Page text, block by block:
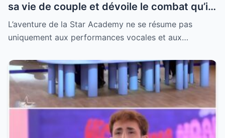
sa vie de couple et dévoile le combat qu’il
mène avec sa compagne Valentine
L’aventure de la Star Academy ne se résume pas
uniquement aux performances vocales et aux…